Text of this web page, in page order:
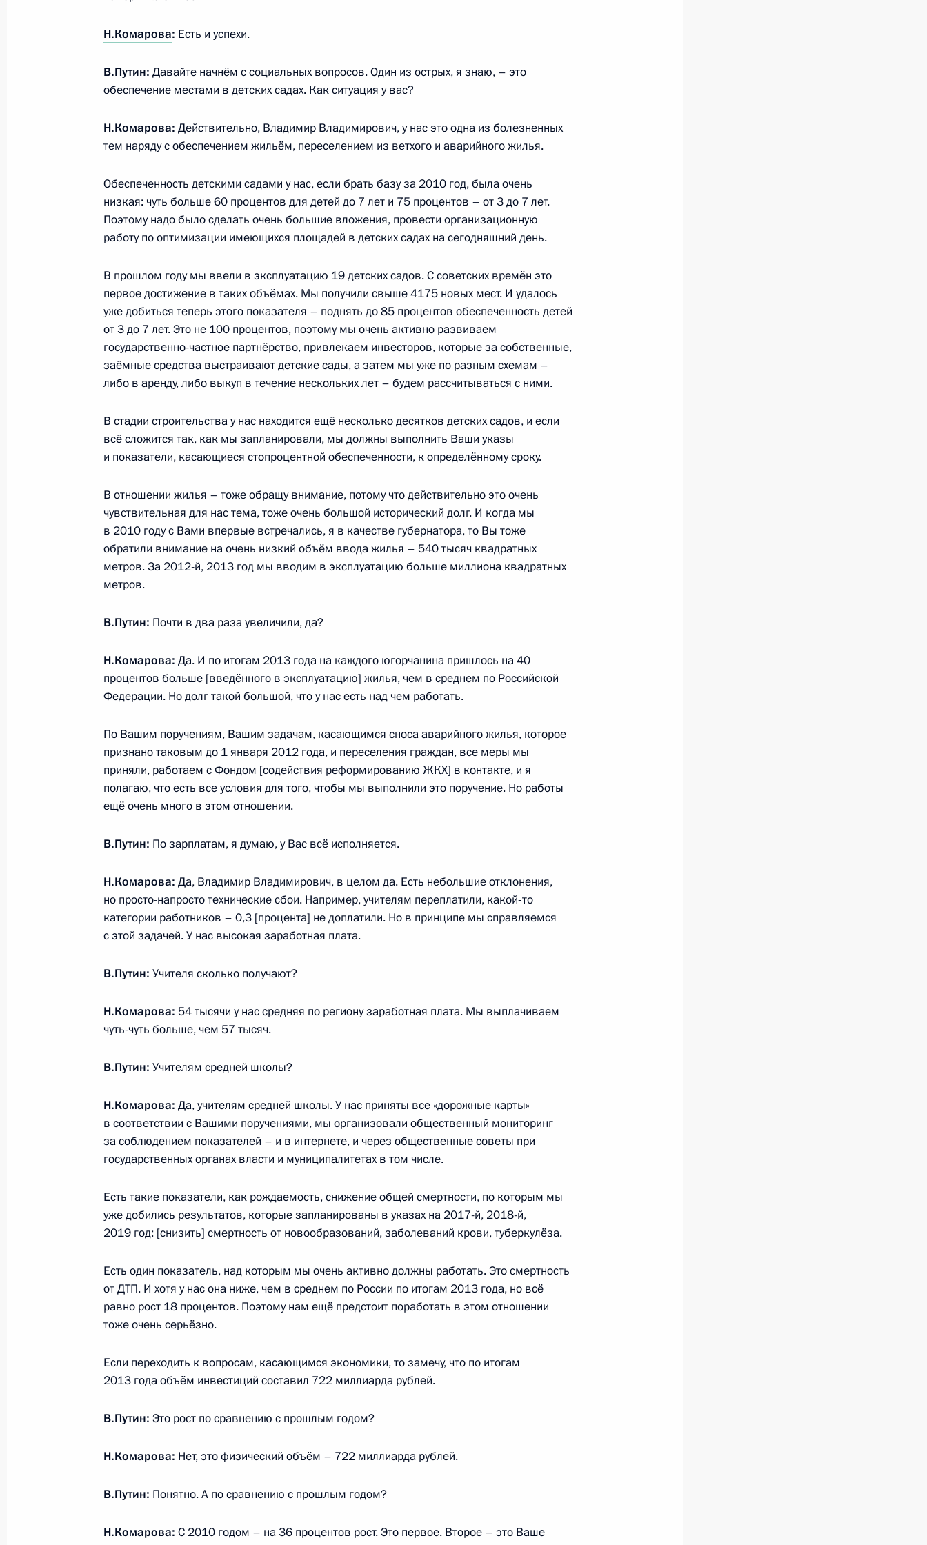
округа – Югры Натальей Комаровой
3 июня 2020 года, 17:10
Натальей Комаровой
26 октября 2018 года, 19:30
22 мая 2018 года, 16:30
Наталья Комарова назначена временно исполняющей
обязанности губернатора Ханты-Мансийского автономного
округа
автономного округа Натальей Комаровой
27 февраля 2015 года, 13:50
Рабочая встреча с губернатором Ханты-Мансийского
20 июня 2014 года, 14:50
Заседание президиума Госсовета о повышении доступности
и качества медицинской помощи в регионах
30 июля 2013 года, 15:15
Рабочая встреча с губернатором Ханты-Мансийского
автономного округа Натальей Комаровой
23 сентября 2011 года, 16:00
Видеоконференция с губернатором Ханты-Мансийского
автономного округа – Югры Натальей Комаровой
7 июня 2010 года, 14:00
Стенографический отчёт о заседании Комиссии
по модернизации и технологическому развитию экономики
23 марта 2010 года, 17:00
Рабочая встреча с губернатором Ханты-Мансийского
автономного округа Натальей Комаровой
Встреча с военнослужащими Военно-Морского Флота
26 июля 2026 года
России
События
Видео и фото
Президента России
Президент России
Государственная
Обратиться к Президенту
Президента России
MAX
Rutube
Написать в редакцию
Н.Комарова: Есть и успехи.
В.Путин: Давайте начнём с социальных вопросов. Один из острых, я знаю, – это
обеспечение местами в детских садах. Как ситуация у вас?
Н.Комарова: Действительно, Владимир Владимирович, у нас это одна из болезненных
тем наряду с обеспечением жильём, переселением из ветхого и аварийного жилья.
Обеспеченность детскими садами у нас, если брать базу за 2010 год, была очень
низкая: чуть больше 60 процентов для детей до 7 лет и 75 процентов – от 3 до 7 лет.
Поэтому надо было сделать очень большие вложения, провести организационную
работу по оптимизации имеющихся площадей в детских садах на сегодняшний день.
В прошлом году мы ввели в эксплуатацию 19 детских садов. С советских времён это
первое достижение в таких объёмах. Мы получили свыше 4175 новых мест. И удалось
уже добиться теперь этого показателя – поднять до 85 процентов обеспеченность детей
от 3 до 7 лет. Это не 100 процентов, поэтому мы очень активно развиваем
государственно-частное партнёрство, привлекаем инвесторов, которые за собственные,
заёмные средства выстраивают детские сады, а затем мы уже по разным схемам –
либо в аренду, либо выкуп в течение нескольких лет – будем рассчитываться с ними.
В стадии строительства у нас находится ещё несколько десятков детских садов, и если
всё сложится так, как мы запланировали, мы должны выполнить Ваши указы
и показатели, касающиеся стопроцентной обеспеченности, к определённому сроку.
В отношении жилья – тоже обращу внимание, потому что действительно это очень
чувствительная для нас тема, тоже очень большой исторический долг. И когда мы
в 2010 году с Вами впервые встречались, я в качестве губернатора, то Вы тоже
обратили внимание на очень низкий объём ввода жилья – 540 тысяч квадратных
метров. За 2012-й, 2013 год мы вводим в эксплуатацию больше миллиона квадратных
метров.
В.Путин: Почти в два раза увеличили, да?
Н.Комарова: Да. И по итогам 2013 года на каждого югорчанина пришлось на 40
процентов больше [введённого в эксплуатацию] жилья, чем в среднем по Российской
Федерации. Но долг такой большой, что у нас есть над чем работать.
По Вашим поручениям, Вашим задачам, касающимся сноса аварийного жилья, которое
признано таковым до 1 января 2012 года, и переселения граждан, все меры мы
приняли, работаем с Фондом [содействия реформированию ЖКХ] в контакте, и я
полагаю, что есть все условия для того, чтобы мы выполнили это поручение. Но работы
ещё очень много в этом отношении.
В.Путин: По зарплатам, я думаю, у Вас всё исполняется.
Н.Комарова: Да, Владимир Владимирович, в целом да. Есть небольшие отклонения,
но просто-напросто технические сбои. Например, учителям переплатили, какой‑то
категории работников – 0,3 [процента] не доплатили. Но в принципе мы справляемся
с этой задачей. У нас высокая заработная плата.
В.Путин: Учителя сколько получают?
Н.Комарова: 54 тысячи у нас средняя по региону заработная плата. Мы выплачиваем
чуть-чуть больше, чем 57 тысяч.
В.Путин: Учителям средней школы?
Н.Комарова: Да, учителям средней школы. У нас приняты все «дорожные карты»
в соответствии с Вашими поручениями, мы организовали общественный мониторинг
за соблюдением показателей – и в интернете, и через общественные советы при
государственных органах власти и муниципалитетах в том числе.
Есть такие показатели, как рождаемость, снижение общей смертности, по которым мы
уже добились результатов, которые запланированы в указах на 2017-й, 2018-й,
2019 год: [снизить] смертность от новообразований, заболеваний крови, туберкулёза.
Есть один показатель, над которым мы очень активно должны работать. Это смертность
от ДТП. И хотя у нас она ниже, чем в среднем по России по итогам 2013 года, но всё
равно рост 18 процентов. Поэтому нам ещё предстоит поработать в этом отношении
тоже очень серьёзно.
Если переходить к вопросам, касающимся экономики, то замечу, что по итогам
2013 года объём инвестиций составил 722 миллиарда рублей.
В.Путин: Это рост по сравнению с прошлым годом?
Н.Комарова: Нет, это физический объём – 722 миллиарда рублей.
В.Путин: Понятно. А по сравнению с прошлым годом?
Н.Комарова: С 2010 годом – на 36 процентов рост. Это первое. Второе – это Ваше